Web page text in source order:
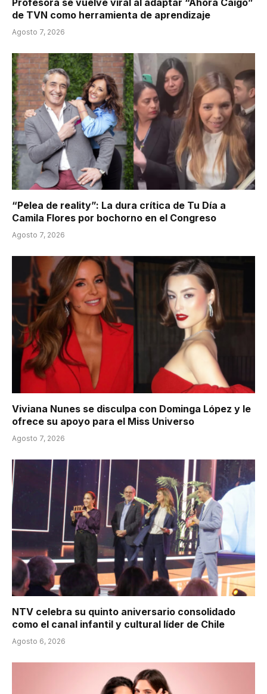
de TVN como herramienta de aprendizaje
Agosto 7, 2026
“Pelea de reality”: La dura crítica de Tu Día a
Camila Flores por bochorno en el Congreso
Agosto 7, 2026
Viviana Nunes se disculpa con Dominga López y le
ofrece su apoyo para el Miss Universo
Agosto 7, 2026
NTV celebra su quinto aniversario consolidado
como el canal infantil y cultural líder de Chile
Agosto 6, 2026